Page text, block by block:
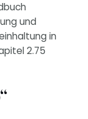
und
in
2.75